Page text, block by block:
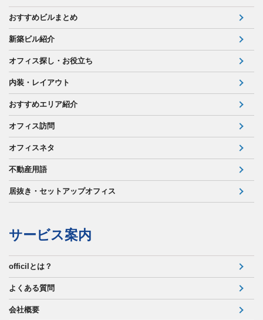
おすすめビルまとめ
新築ビル紹介
オフィス探し・お役立ち
内装・レイアウト
おすすめエリア紹介
オフィス訪問
オフィスネタ
不動産用語
居抜き・セットアップオフィス
サービス案内
officilとは？
よくある質問
会社概要